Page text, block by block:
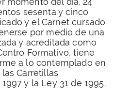
sesenta y cinco
y el Carnet cursado
por medio de una
y acreditada como
Formativo, tiene
a lo contemplado en
Carretillas
y la Ley 31 de 1995.